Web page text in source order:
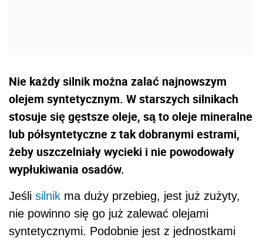
Nie każdy silnik można zalać najnowszym
olejem syntetycznym. W starszych silnikach
stosuje się gęstsze oleje, są to oleje mineralne
lub półsyntetyczne z tak dobranymi estrami,
żeby uszczelniały wycieki i nie powodowały
wypłukiwania osadów.
Jeśli silnik ma duży przebieg, jest już zużyty,
nie powinno się go już zalewać olejami
syntetycznymi. Podobnie jest z jednostkami